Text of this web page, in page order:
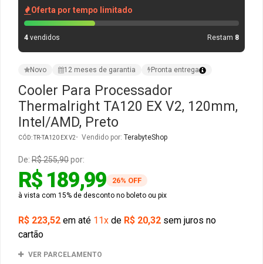
Oferta por tempo limitado
4 vendidos Restam 8
Novo 12 meses de garantia Pronta entrega
Cooler Para Processador
Thermalright TA120 EX V2, 120mm,
Intel/AMD, Preto
CÓD: TR-TA120 EX V2 Vendido por: TerabyteShop
De: R$ 255,90por:
R$ 189,99 26% OFF
à vista com 15% de desconto no boleto ou pix
R$ 223,52 em até 11x de R$ 20,32 sem juros no
cartão
VER PARCELAMENTO
Gabinete Liketec
Fonte Thermaltake
Ver Todos